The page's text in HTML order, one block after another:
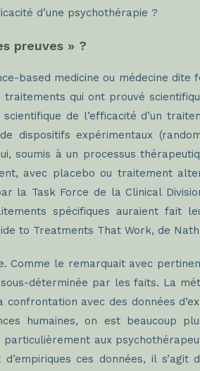
d’une psychothérapie ?
preuves » ?
based medicine ou médecine
qui ont prouvé
de l’efficacité d’un
dispositifs expérimentaux
soumis à un processus
avec placebo ou traitement
la Task Force de la Clinical
spécifiques auraient fait
to Treatments That Work, de
Comme le remarquait avec
déterminée par les faits. La
avec des données
humaines, on est beaucoup
particulièrement aux
ces données, il